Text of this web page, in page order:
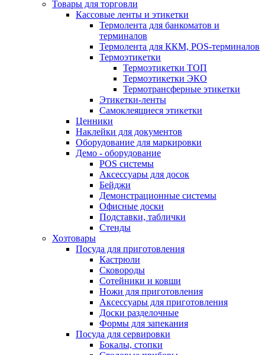
Товары для торговли
Кассовые ленты и этикетки
Термолента для банкоматов и
терминалов
Термолента для ККМ, POS-терминалов
Термоэтикетки
Термоэтикетки ТОП
Термоэтикетки ЭКО
Термотрансферные этикетки
Этикетки-ленты
Самоклеящиеся этикетки
Ценники
Наклейки для документов
Оборудование для маркировки
Демо - оборудование
POS системы
Аксессуары для досок
Бейджи
Демонстрационные системы
Офисные доски
Подставки, таблички
Стенды
Хозтовары
Посуда для приготовления
Кастрюли
Сковороды
Сотейники и ковши
Ножи для приготовления
Аксессуары для приготовления
Доски разделочные
Формы для запекания
Посуда для сервировки
Бокалы, стопки